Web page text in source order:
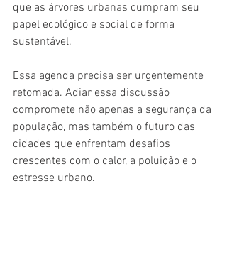
que as árvores urbanas cumpram seu
papel ecológico e social de forma
sustentável.
Essa agenda precisa ser urgentemente
retomada. Adiar essa discussão
compromete não apenas a segurança da
população, mas também o futuro das
cidades que enfrentam desafios
crescentes com o calor, a poluição e o
estresse urbano.